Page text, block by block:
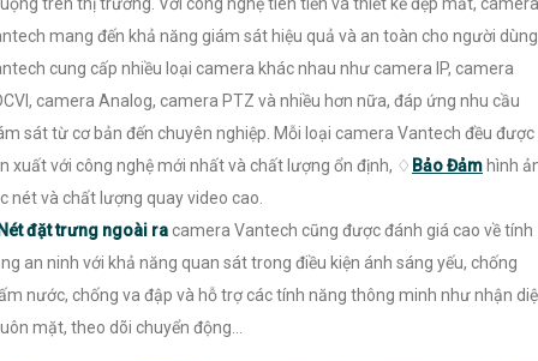
mang đến khả năng giám sát hiệu quả và an toàn cho người
cung cấp nhiều loại camera khác nhau như camera IP, camera
camera Analog, camera PTZ và nhiều hơn nữa, đáp ứng nhu cầu
sát từ cơ bản đến chuyên nghiệp. Mỗi loại camera Vantech đều được
xuất với công nghệ mới nhất và chất lượng ổn định, ♢ Bảo Đảm hình
nét và chất lượng quay video cao.
đặt trưng ngoài racamera Vantech cũng được đánh giá cao về tính
an ninh với khả năng quan sát trong điều kiện ánh sáng yếu, chống
nước, chống va đập và hỗ trợ các tính năng thông minh như nhận
mặt, theo dõi chuyển động...